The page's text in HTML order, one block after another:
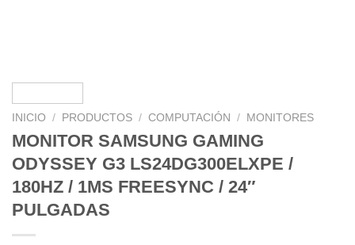
INICIO / PRODUCTOS / COMPUTACIÓN / MONITORES
MONITOR SAMSUNG GAMING
ODYSSEY G3 LS24DG300ELXPE /
180HZ / 1MS FREESYNC / 24″
PULGADAS